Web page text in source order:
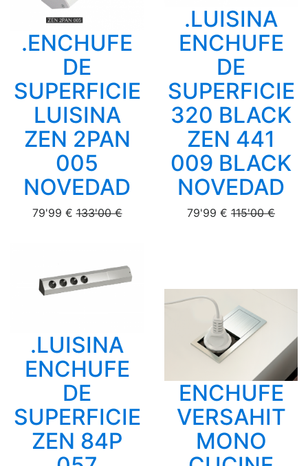
.ENCHUFE
DE
SUPERFICIE
LUISINA
ZEN 2PAN
005
NOVEDAD
79'99 €133'00 €
.LUISINA
ENCHUFE
DE
SUPERFICIE
320 BLACK
ZEN 441
009 BLACK
NOVEDAD
79'99 € 115'00 €
.LUISINA
ENCHUFE
DE
SUPERFICIE
ZEN 84P
ENCHUFE
VERSAHIT
MONO